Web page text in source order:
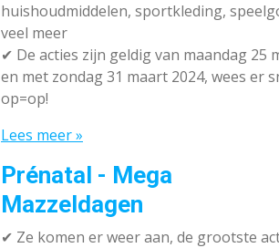
huishoudmiddelen, sportkleding,
veel meer
✔ De acties zijn geldig van maandag 25
en met zondag 31 maart 2024, wees er
op=op!
Lees meer »
Prénatal - Mega
Mazzeldagen
✔ Ze komen er weer aan, de grootste